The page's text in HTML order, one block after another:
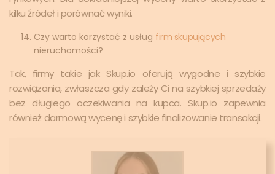
kilku źródeł i porównać wyniki.
Czy warto korzystać z usług firm skupujących
nieruchomości?
Tak, firmy takie jak Skup.io oferują wygodne i szybkie
rozwiązania, zwłaszcza gdy zależy Ci na szybkiej sprzedaży
bez długiego oczekiwania na kupca. Skup.io zapewnia
również darmową wycenę i szybkie finalizowanie transakcji.